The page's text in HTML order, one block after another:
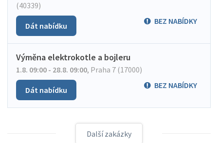
(40339)
BEZ NABÍDKY
Dát nabídku
Výměna elektrokotle a bojleru
1.8. 09:00 - 28.8. 09:00, Praha 7 (17000)
BEZ NABÍDKY
Dát nabídku
Další zakázky